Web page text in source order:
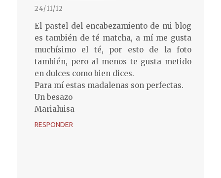
24/11/12
El pastel del encabezamiento de mi blog
es también de té matcha, a mí me gusta
muchísimo el té, por esto de la foto
también, pero al menos te gusta metido
en dulces como bien dices.
Para mí estas madalenas son perfectas.
Un besazo
Marialuisa
RESPONDER